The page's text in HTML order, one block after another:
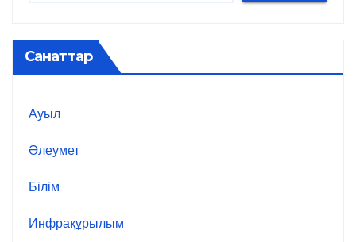
Санаттар
Ауыл
Әлеумет
Білім
Инфрақұрылым